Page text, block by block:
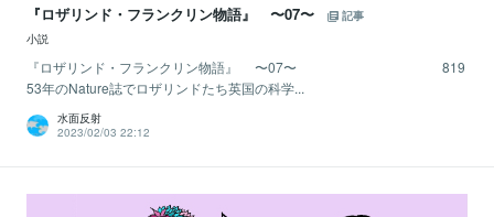
『ロザリンド・フランクリン物語』 〜07〜
記事
小説
『ロザリンド・フランクリン物語』 〜07〜 819
53年のNature誌でロザリンドたち英国の科学...
水面反射
2023/02/03 22:12